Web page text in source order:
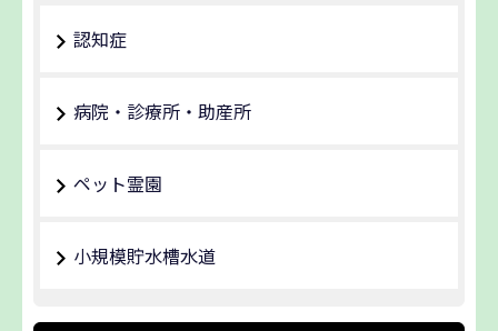
認知症
病院・診療所・助産所
ペット霊園
小規模貯水槽水道